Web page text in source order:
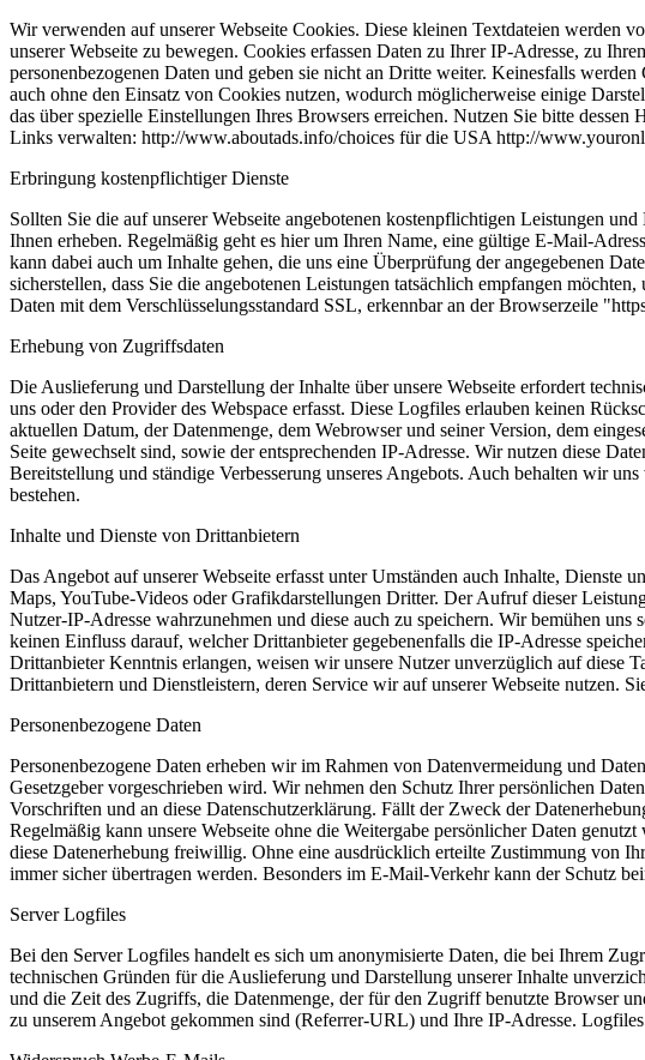
Wir verwenden auf unserer Webseite Cookies. Diese kleinen Textdateien werden
unserer Webseite zu bewegen. Cookies erfassen Daten zu Ihrer IP-Adresse, zu
personenbezogenen Daten und geben sie nicht an Dritte weiter. Keinesfalls
auch ohne den Einsatz von Cookies nutzen, wodurch möglicherweise einige
das über spezielle Einstellungen Ihres Browsers erreichen. Nutzen Sie bitte
Links verwalten: http://www.aboutads.info/choices für die USA http://
Erbringung kostenpflichtiger Dienste
Sollten Sie die auf unserer Webseite angebotenen kostenpflichtigen Leistungen
Ihnen erheben. Regelmäßig geht es hier um Ihren Name, eine gültige E-Mail-
kann dabei auch um Inhalte gehen, die uns eine Überprüfung der angegebenen
sicherstellen, dass Sie die angebotenen Leistungen tatsächlich empfangen
Daten mit dem Verschlüsselungsstandard SSL, erkennbar an der Browserzeile
Erhebung von Zugriffsdaten
Die Auslieferung und Darstellung der Inhalte über unsere Webseite erfordert
uns oder den Provider des Webspace erfasst. Diese Logfiles erlauben keinen
aktuellen Datum, der Datenmenge, dem Webrowser und seiner Version, dem
Seite gewechselt sind, sowie der entsprechenden IP-Adresse. Wir nutzen diese
Bereitstellung und ständige Verbesserung unseres Angebots. Auch behalten wir
bestehen.
Inhalte und Dienste von Drittanbietern
Das Angebot auf unserer Webseite erfasst unter Umständen auch Inhalte,
Maps, YouTube-Videos oder Grafikdarstellungen Dritter. Der Aufruf dieser
Nutzer-IP-Adresse wahrzunehmen und diese auch zu speichern. Wir bemühen
keinen Einfluss darauf, welcher Drittanbieter gegebenenfalls die IP-Adresse
Drittanbieter Kenntnis erlangen, weisen wir unsere Nutzer unverzüglich auf diese
Drittanbietern und Dienstleistern, deren Service wir auf unserer Webseite nutzen.
Personenbezogene Daten
Personenbezogene Daten erheben wir im Rahmen von Datenvermeidung und
Gesetzgeber vorgeschrieben wird. Wir nehmen den Schutz Ihrer persönlichen
Vorschriften und an diese Datenschutzerklärung. Fällt der Zweck der
Regelmäßig kann unsere Webseite ohne die Weitergabe persönlicher Daten
diese Datenerhebung freiwillig. Ohne eine ausdrücklich erteilte Zustimmung von
immer sicher übertragen werden. Besonders im E-Mail-Verkehr kann der Schutz
Server Logfiles
Bei den Server Logfiles handelt es sich um anonymisierte Daten, die bei Ihrem
technischen Gründen für die Auslieferung und Darstellung unserer Inhalte
und die Zeit des Zugriffs, die Datenmenge, der für den Zugriff benutzte Browser
zu unserem Angebot gekommen sind (Referrer-URL) und Ihre IP-Adresse.